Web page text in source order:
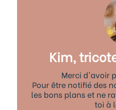
Kim,
Merci d'avoir
Pour être notifié des
les bons plans et ne
toi à